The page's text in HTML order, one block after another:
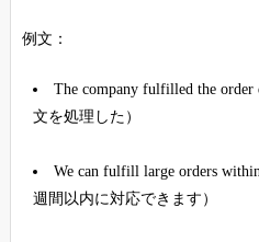
例文：
The company fulfilled the
文を処理した）
We can fulfill large orders
週間以内に対応できます）